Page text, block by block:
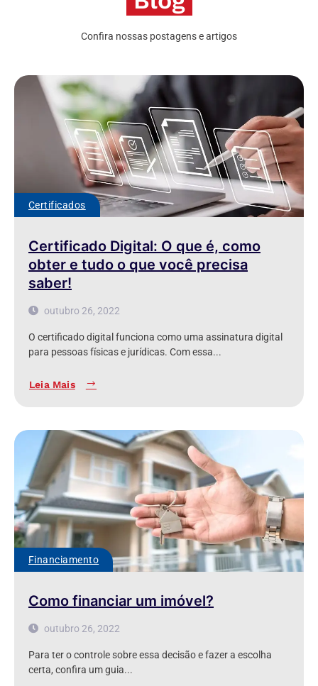
Confira nossas postagens e artigos
Certificados
Certificado Digital: O que é, como
obter e tudo o que você precisa
saber!
outubro 26, 2022
O certificado digital funciona como uma assinatura digital
para pessoas físicas e jurídicas. Com essa...
Leia Mais
Financiamento
Como financiar um imóvel?
outubro 26, 2022
Para ter o controle sobre essa decisão e fazer a escolha
certa, confira um guia...